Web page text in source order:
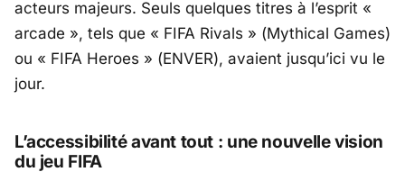
acteurs majeurs. Seuls quelques titres à l’esprit «
arcade », tels que « FIFA Rivals » (Mythical Games)
ou « FIFA Heroes » (ENVER), avaient jusqu’ici vu le
jour.
L’accessibilité avant tout : une nouvelle vision
du jeu FIFA